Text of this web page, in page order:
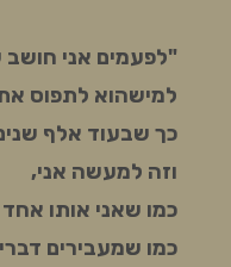
"לפעמים אני
למישהוא לתפוס
כך שבעוד אלף
וזה למעשה אני,
כמו שאני אותו
כמו שמעבירים